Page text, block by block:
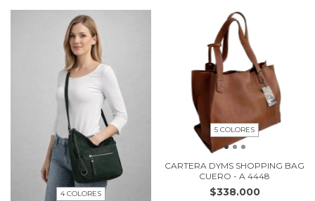
4 COLORES
5 COLORES
CARTERA DYMS SHOPPING BAG
CUERO - A 4448
$338.000